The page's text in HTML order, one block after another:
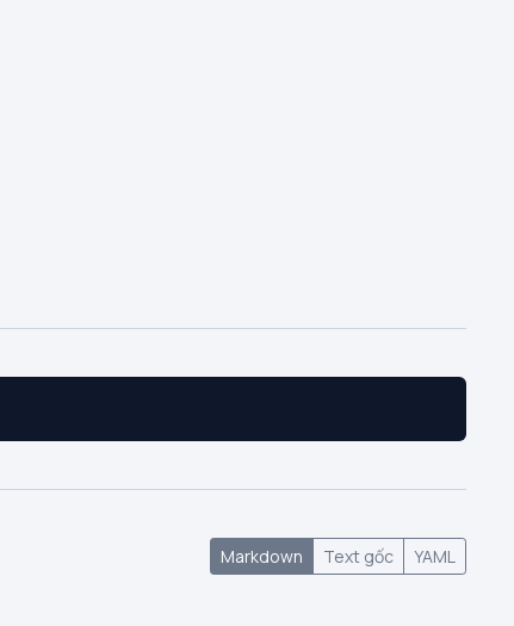
Markdown Text gốc YAML